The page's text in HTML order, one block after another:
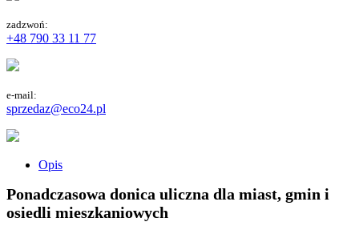
zadzwoń:
+48 790 33 11 77
e-mail:
sprzedaz@eco24.pl
Opis
Ponadczasowa donica uliczna dla miast, gmin i
osiedli mieszkaniowych